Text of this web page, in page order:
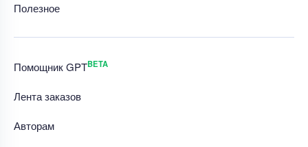
Полезное
Помощник GPTBETA
Лента заказов
Авторам